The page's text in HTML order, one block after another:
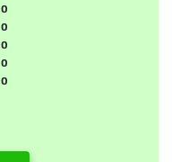
0
0
0
0
0